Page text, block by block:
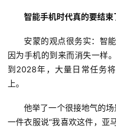
智能手机时代真的要结束
安蒙的观点很务实：智
因为手机的到来而消失一样
到2028年，大量日常任务
上。
他举了一个很接地气的
一件衣服说“我喜欢这件，亚